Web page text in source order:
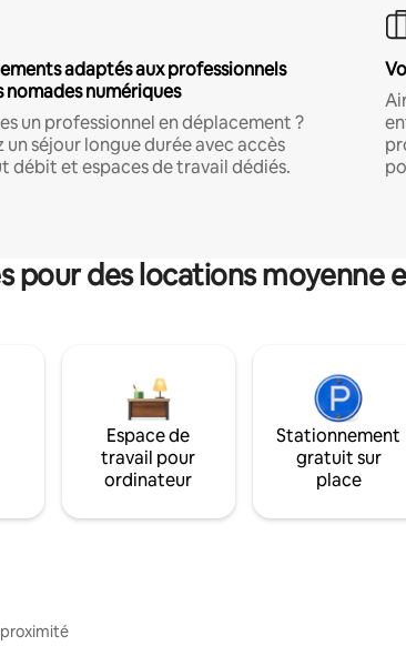
adaptés aux professionnels
nomades numériques
un professionnel en déplacement ?
un séjour longue durée avec accès
débit et espaces de travail dédiés.
pour des locations moyenne
Espace de
travail pour
ordinateur
Stationnement
gratuit sur
place